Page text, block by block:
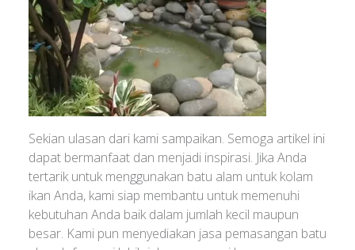
Sekian ulasan dari kami sampaikan. Semoga artikel ini
dapat bermanfaat dan menjadi inspirasi. Jika Anda
tertarik untuk menggunakan batu alam untuk kolam
ikan Anda, kami siap membantu untuk memenuhi
kebutuhan Anda baik dalam jumlah kecil maupun
besar. Kami pun menyediakan jasa pemasangan batu